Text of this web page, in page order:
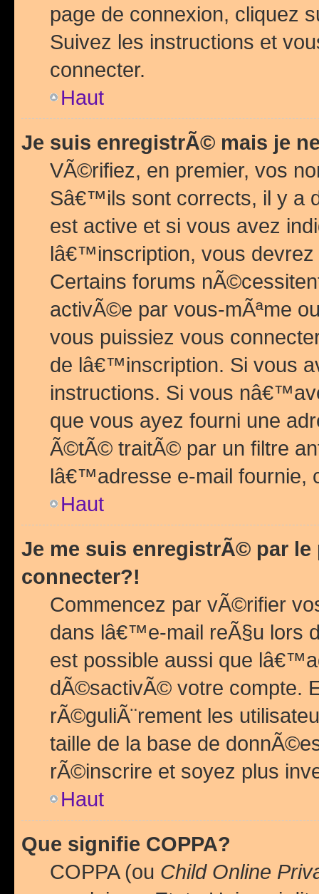
page de connexion, cliquez
Suivez les instructions et
connecter.
Haut
Je suis enregistrÃ© mais je
VÃ©rifiez, en premier, vos
Sâ€™ils sont corrects, il y a
est active et si vous avez
lâ€™inscription, vous
Certains forums
activÃ©e par vous-mÃªme
vous puissiez vous
de lâ€™inscription. Si vous
instructions. Si vous
que vous ayez fourni une
Ã©tÃ© traitÃ© par un filtre
lâ€™adresse e-mail fournie,
Haut
Je me suis enregistrÃ© par
connecter?!
Commencez par vÃ©rifier
dans lâ€™e-mail reÃ§u lors
est possible aussi que
dÃ©sactivÃ© votre compte.
rÃ©guliÃ¨rement les
taille de la base de
rÃ©inscrire et soyez plus
Haut
Que signifie COPPA?
COPPA (ou Child Online